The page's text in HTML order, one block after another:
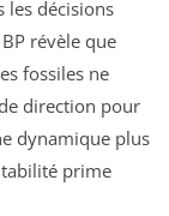
les décisions
révèle que
fossiles ne
direction pour
dynamique plus
prime